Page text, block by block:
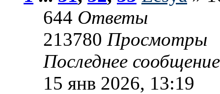
644 Ответы
213780 Просмотры
Последнее
15 янв 2026, 13:19